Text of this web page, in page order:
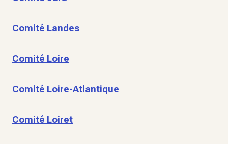
Comité Landes
Comité Loire
Comité Loire-Atlantique
Comité Loiret